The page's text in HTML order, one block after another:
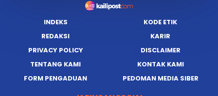
INDEKS
KODE ETIK
REDAKSI
KARIR
PRIVACY POLICY
DISCLAIMER
TENTANG KAMI
KONTAK KAMI
FORM PENGADUAN
PEDOMAN MEDIA SIBER